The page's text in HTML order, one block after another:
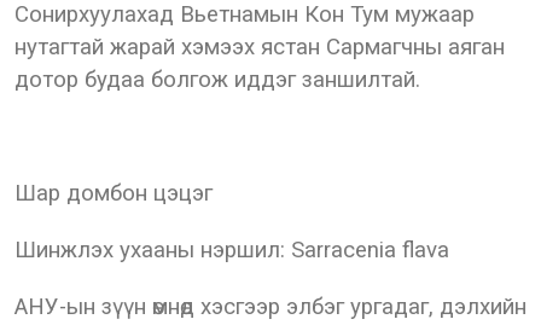
Сонирхуулахад Вьетнамын Кон Тум мужаар
нутагтай жарай хэмээх ястан Сармагчны аяган
дотор будаа болгож иддэг заншилтай.
Шар домбон цэцэг
Шинжлэх ухааны нэршил: Sarracenia flava
АНУ-ын зүүн өмнөд хэсгээр элбэг ургадаг, дэлхийн